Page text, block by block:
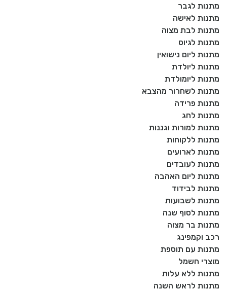
מתנות לגבר
מתנות לאישה
מתנות לבת מצוה
מתנות לגיוס
מתנות ליום נישואין
מתנות ליולדת
מתנות ליומולדת
מתנות לשחרור מהצבא
מתנות פרידה
מתנות לחג
מתנות למורות וגננות
מתנות ללקוחות
מתנות לארועים
מתנות לעובדים
מתנות ליום האהבה
מתנות לבידוד
מתנות לשבועות
מתנות לסוף שנה
מתנות בר מצוה
רכב וקמפינג
מתנות עם תוספת
מוצרי חשמל
מתנות ללא עלות
מתנות לראש השנה